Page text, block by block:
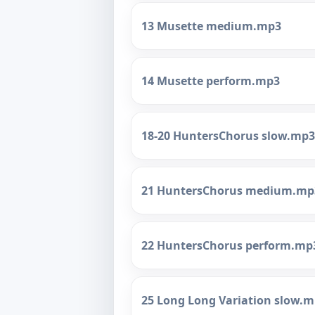
13 Musette medium.mp3
14 Musette perform.mp3
18-20 HuntersChorus slow.mp3
21 HuntersChorus
22 HuntersChorus
25 Long Long Variation